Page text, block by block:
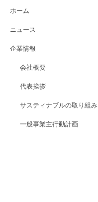
ホーム
ニュース
企業情報
会社概要
代表挨拶
サスティナブルの取り組み
一般事業主行動計画